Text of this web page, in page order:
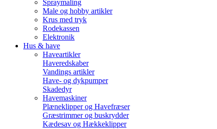
Spraymaling
Male og hobby artikler
Krus med tryk
Rodekassen
Elektronik
Hus & have
Haveartikler
Haveredskaber
Vandings artikler
Have- og dykpumper
Skadedyr
Havemaskiner
Plæneklipper og Havefræser
Græstrimmer og buskrydder
Kædesav og Hækkeklipper